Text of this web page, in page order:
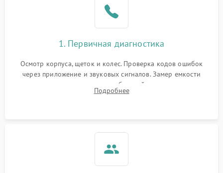
1. Первичная диагностика
Осмотр корпуса, щеток и колес. Проверка кодов ошибок
через приложение и звуковых сигналов. Замер емкости
аккумулятора и тестирование базовой станции зарядки.
Оценка работы лидара, бампера и датчиков падения для
Подробнее